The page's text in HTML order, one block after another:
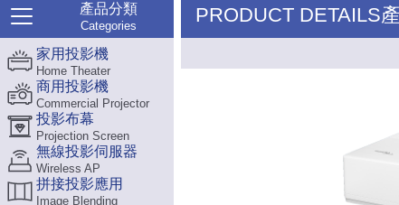
產品分類
Categories
家用投影機
Home Theater
商用投影機
Commercial Projector
投影布幕
Projection Screen
無線投影伺服器
Wireless AP
拼接投影應用
Image Blending
PRODUCT DETAILS